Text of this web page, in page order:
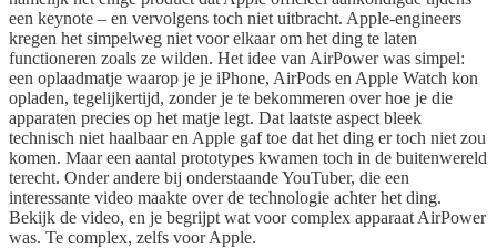
een keynote – en vervolgens toch niet uitbracht. Apple-engineers
kregen het simpelweg niet voor elkaar om het ding te laten
functioneren zoals ze wilden. Het idee van AirPower was simpel:
een oplaadmatje waarop je je iPhone, AirPods en Apple Watch kon
opladen, tegelijkertijd, zonder je te bekommeren over hoe je die
apparaten precies op het matje legt. Dat laatste aspect bleek
technisch niet haalbaar en Apple gaf toe dat het ding er toch niet zou
komen. Maar een aantal prototypes kwamen toch in de buitenwereld
terecht. Onder andere bij onderstaande YouTuber, die een
interessante video maakte over de technologie achter het ding.
Bekijk de video, en je begrijpt wat voor complex apparaat AirPower
was. Te complex, zelfs voor Apple.